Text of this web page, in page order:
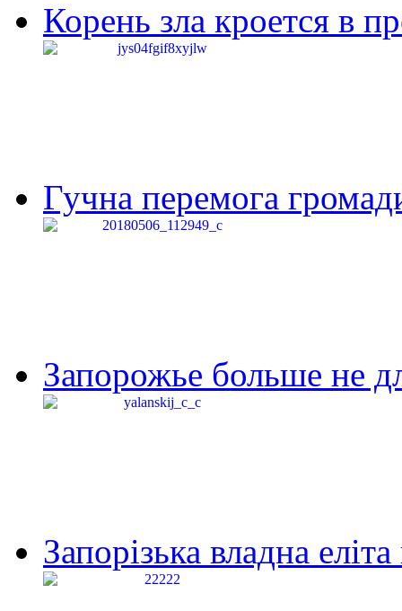
Корень зла кроется в
Гучна перемога
Запорожье больше не
Запорізька владна